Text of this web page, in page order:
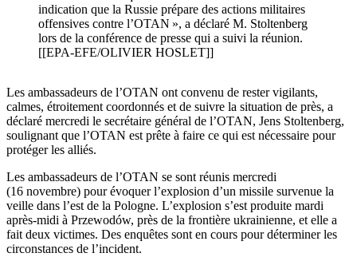
indication que la Russie prépare des actions militaires
offensives contre l’OTAN », a déclaré M. Stoltenberg
lors de la conférence de presse qui a suivi la réunion.
[[EPA-EFE/OLIVIER HOSLET]]
Les ambassadeurs de l’OTAN ont convenu de rester vigilants,
calmes, étroitement coordonnés et de suivre la situation de près, a
déclaré mercredi le secrétaire général de l’OTAN, Jens Stoltenberg,
soulignant que l’OTAN est prête à faire ce qui est nécessaire pour
protéger les alliés.
Les ambassadeurs de l’OTAN se sont réunis mercredi
(16 novembre) pour évoquer l’explosion d’un missile survenue la
veille dans l’est de la Pologne. L’explosion s’est produite mardi
après-midi à Przewodów, près de la frontière ukrainienne, et elle a
fait deux victimes. Des enquêtes sont en cours pour déterminer les
circonstances de l’incident.